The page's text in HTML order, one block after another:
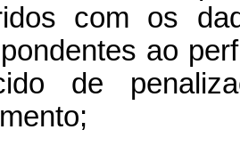
com os
ao
de